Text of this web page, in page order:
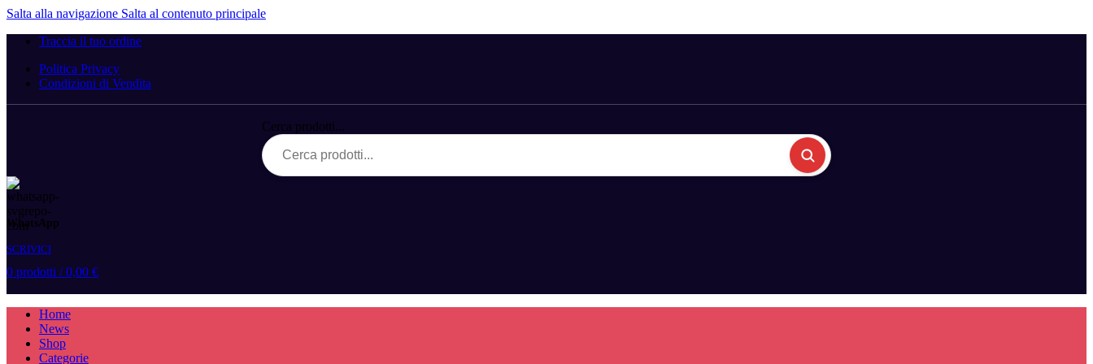
Salta alla navigazione Salta al contenuto principale
Traccia il tuo ordine
Politica Privacy
Condizioni di Vendita
Cerca prodotti...
WhatsApp
SCRIVICI
0 prodotti / 0,00 €
Home
News
Shop
Categorie